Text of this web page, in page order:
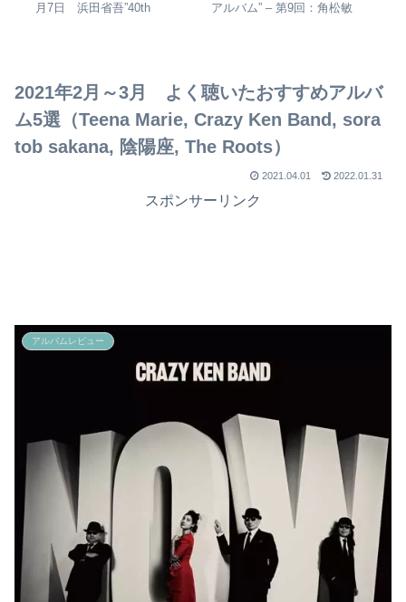
月7日 浜田省吾”40th
アルバム” – 第9回：角松敏
2021年2月～3月 よく聴いたおすすめアルバ
ム5選（Teena Marie, Crazy Ken Band, sora
tob sakana, 陰陽座, The Roots）
2021.04.01 2022.01.31
スポンサーリンク
アルバムレビュー